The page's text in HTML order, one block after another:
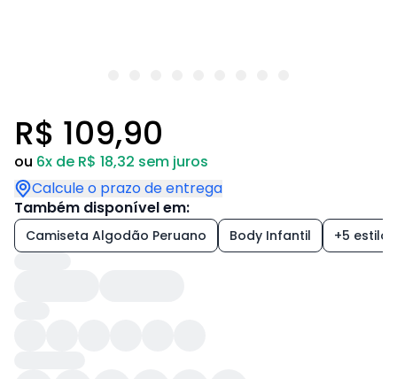
R$ 109,90
ou 6x de R$ 18,32 sem juros
Calcule o prazo de entrega
Também disponível em:
Camiseta Algodão Peruano Body Infantil +5 estilos